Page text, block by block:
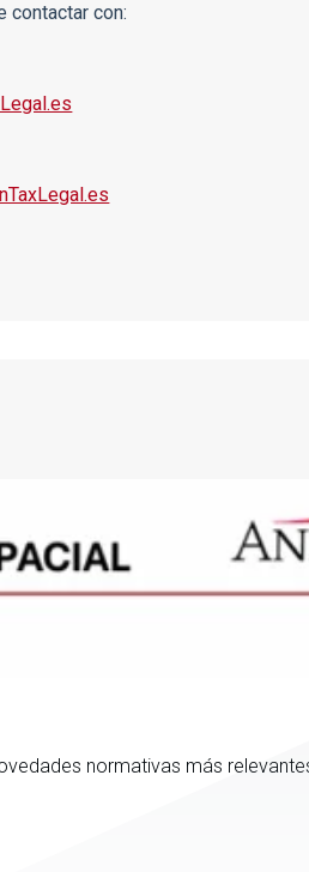
contactar con:
normativas más